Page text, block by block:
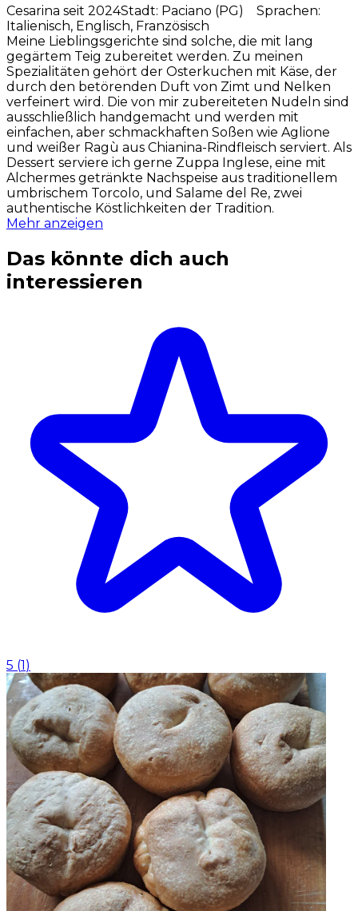
Cesarina seit 2024Stadt: Paciano (PG) Sprachen:
Italienisch, Englisch, Französisch
Meine Lieblingsgerichte sind solche, die mit lang
gegärtem Teig zubereitet werden. Zu meinen
Spezialitäten gehört der Osterkuchen mit Käse, der
durch den betörenden Duft von Zimt und Nelken
verfeinert wird. Die von mir zubereiteten Nudeln sind
ausschließlich handgemacht und werden mit
einfachen, aber schmackhaften Soßen wie Aglione
und weißer Ragù aus Chianina-Rindfleisch serviert. Als
Dessert serviere ich gerne Zuppa Inglese, eine mit
Alchermes getränkte Nachspeise aus traditionellem
umbrischem Torcolo, und Salame del Re, zwei
authentische Köstlichkeiten der Tradition.
Mehr anzeigen
Das könnte dich auch
interessieren
5 (1)